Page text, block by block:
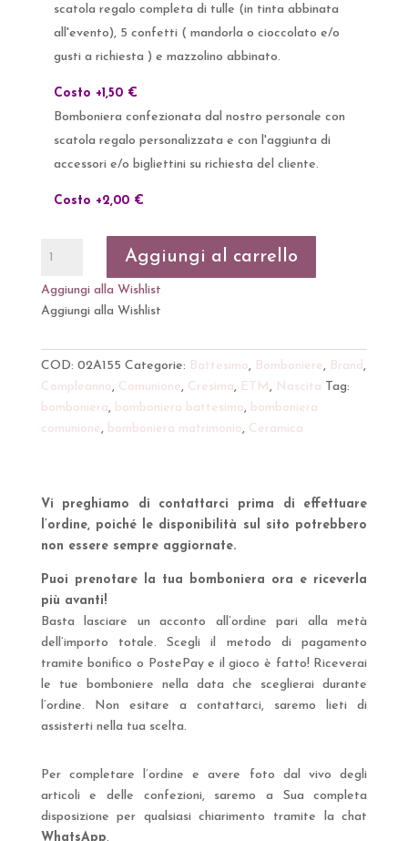
scatola regalo completa di tulle (in tinta abbinata
all'evento), 5 confetti ( mandorla o cioccolato e/o
gusti a richiesta ) e mazzolino abbinato.
Costo +1,50 €
Bomboniera confezionata dal nostro personale con
scatola regalo personalizzata e con l'aggiunta di
accessori e/o bigliettini su richiesta del cliente.
Costo +2,00 €
Palloncino
Porcellana
con
frase
5
cm
quantità
Aggiungi al carrello
Aggiungi alla Wishlist
Aggiungi alla Wishlist
COD: 02A155 Categorie: Battesimo, Bomboniere, Brand,
Compleanno, Comunione, Cresima, ETM, Nascita Tag:
bomboniera, bomboniera battesimo, bomboniera
comunione, bomboniera matrimonio, Ceramica
Vi preghiamo di contattarci prima di effettuare
l’ordine, poiché le disponibilità sul sito potrebbero
non essere sempre aggiornate.
Puoi prenotare la tua bomboniera ora e riceverla
più avanti!
Basta lasciare un acconto all’ordine pari alla metà
dell’importo totale. Scegli il metodo di pagamento
tramite bonifico o PostePay e il gioco è fatto! Riceverai
le tue bomboniere nella data che sceglierai durante
l’ordine. Non esitare a contattarci, saremo lieti di
assisterti nella tua scelta.
Per completare l’ordine e avere foto dal vivo degli
articoli e delle confezioni, saremo a Sua completa
disposizione per qualsiasi chiarimento tramite la chat
WhatsApp.